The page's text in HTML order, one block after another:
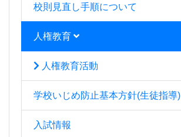
校則見直し手順について
人権教育
人権教育活動
学校いじめ防止基本方針(生徒指導)
入試情報